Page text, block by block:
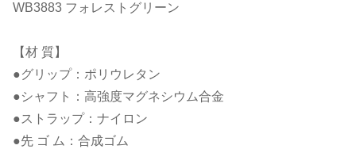
WB3883 フォレストグリーン
【材 質】
●グリップ：ポリウレタン
●シャフト：高強度マグネシウム合金
●ストラップ：ナイロン
●先 ゴ ム：合成ゴム